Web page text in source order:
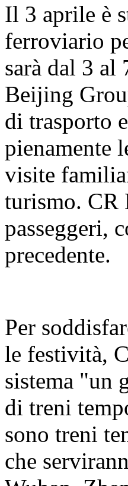
Il 3 aprile è
ferroviario
sarà dal 3
Beijing
di trasporto
pienamente
visite
turismo. CR
passeggeri,
precedente.
Per
le festività,
sistema "un
di treni
sono treni
che